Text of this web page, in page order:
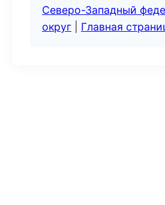
Северо-Западный
округ
Главная